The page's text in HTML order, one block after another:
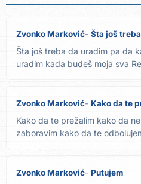
Zvonko Marković Šta još
Šta još treba da uradim pa da
uradim kada budeš moja sva
Zvonko Marković Kako da te
Kako da te prežalim kako da
zaboravim kako da te
Zvonko Marković Putujem